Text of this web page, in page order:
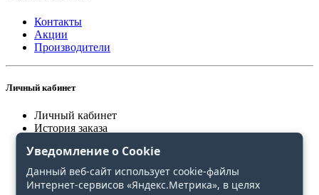
Контакты
Акции
Производители
Личный кабинет
Личный кабинет
История заказа
Сравнение
Уведомление о Cookie
Данный веб-сайт использует cookie-файлы
Интернет-сервисов «Яндекс.Метрика», в целях